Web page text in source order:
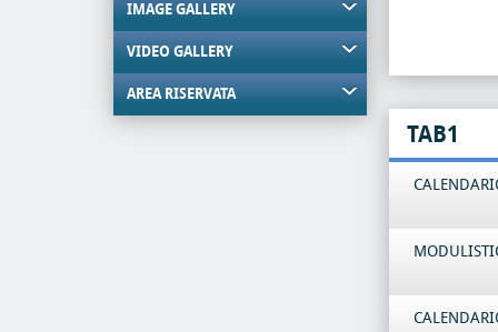
IMAGE GALLERY
VIDEO GALLERY
AREA RISERVATA
TAB1